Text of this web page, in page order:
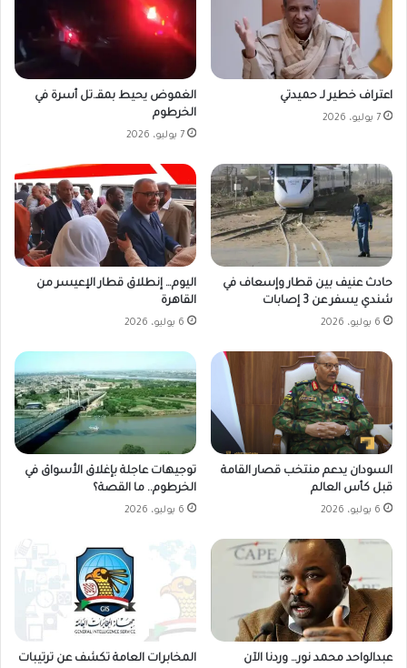
اعتراف خطير لـ حميدتي
7 يوليو، 2026
الغموض يحيط بمقـ.تل أسرة في
الخرطوم
7 يوليو، 2026
حادث عنيف بين قطار وإسعاف في
شندي يسفر عن 3 إصابات
6 يوليو، 2026
اليوم… إنطلاق قطار الإعيسر من
القاهرة
6 يوليو، 2026
السودان يدعم منتخب قصار القامة
قبل كأس العالم
6 يوليو، 2026
توجيهات عاجلة بإغلاق الأسواق في
الخرطوم.. ما القصة؟
6 يوليو، 2026
عبدالواحد محمد نور… وردنا الآن
المخابرات العامة تكشف عن ترتيبات